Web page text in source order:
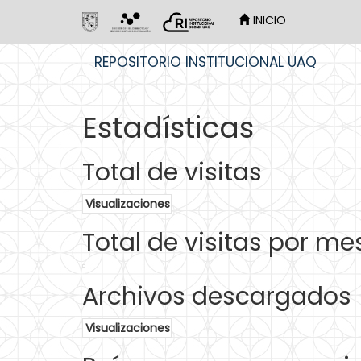
INICIO
REPOSITORIO INSTITUCIONAL UAQ
Estadísticas
Total de visitas
Visualizaciones
Total de visitas por
Archivos descargados
Visualizaciones